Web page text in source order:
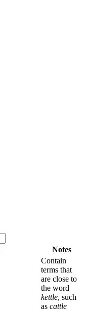
Notes
Contain
terms that
are close to
the word
kettle, such
as cattle